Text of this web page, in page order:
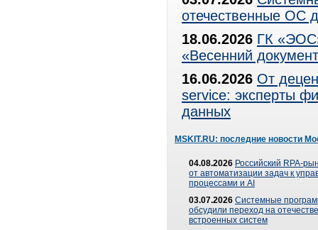
отечественные ОС
18.06.2026 ГК
«Весенний
16.06.2026 От
service: эксперты
данных
MSKIT.RU: последние новости
04.08.2026 Российский RPA-
от автоматизации задач к
процессами и AI
03.07.2026 Системные
обсудили переход на
встроенных систем